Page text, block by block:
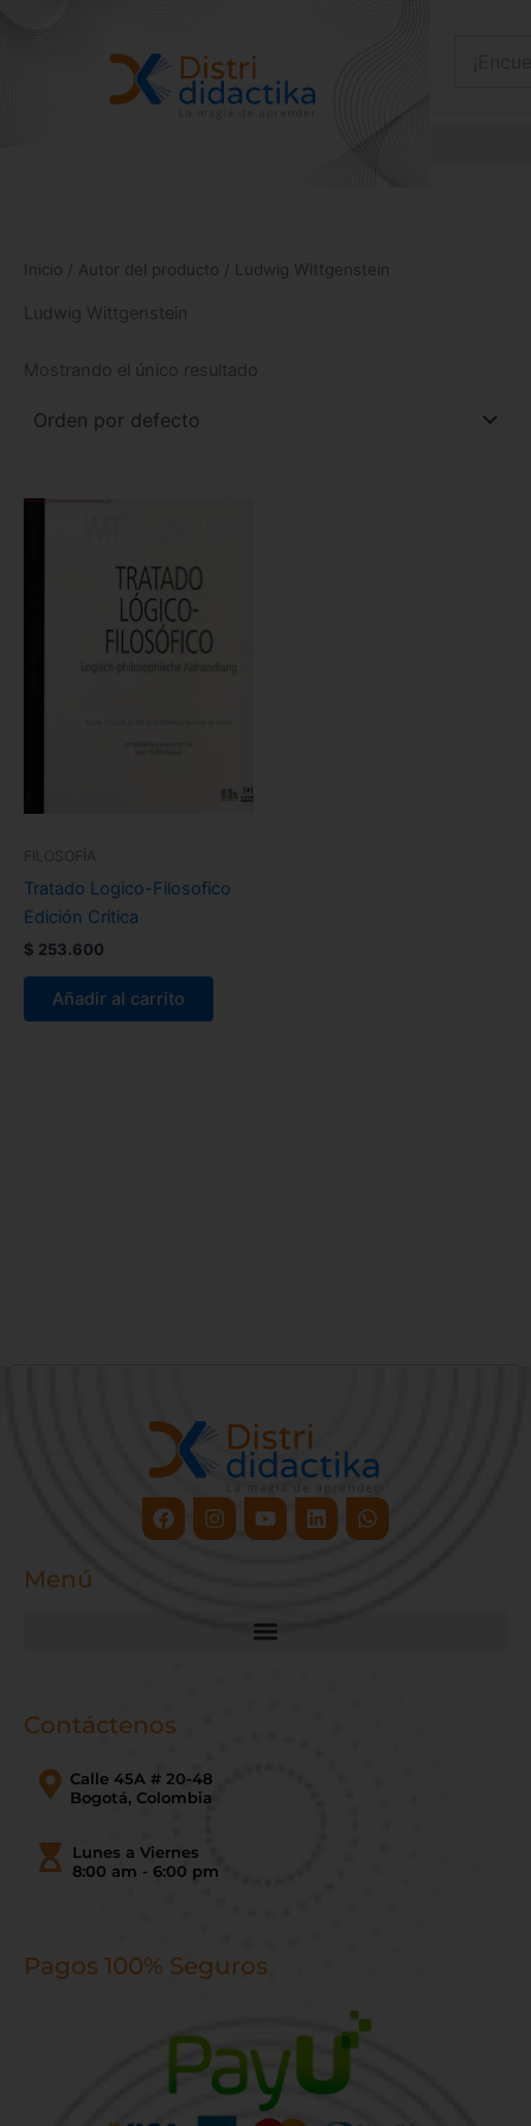
Inicio / Autor del producto / Ludwig Wittgenstein
Ludwig Wittgenstein
Mostrando el único resultado
FILOSOFÍA
Tratado Logico-Filosofico
Edición Critica
$ 253.600
Añadir al carrito
FacebookInstagram
YoutubeLinkedinWhatsapp
Menú
Contáctenos
Calle 45A # 20-48
Bogotá, Colombia
Lunes a Viernes
8:00 am - 6:00 pm
Pagos 100% Seguros